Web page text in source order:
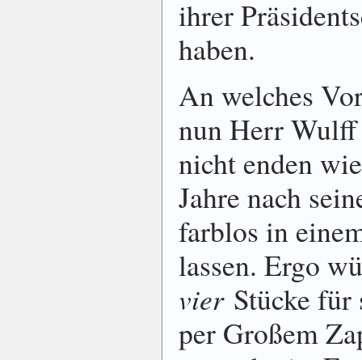
ihrer
haben.
An welches
nun Herr Wulff
nicht enden
Jahre nach
farblos in
lassen. Ergo
vierStücke für
per Großem